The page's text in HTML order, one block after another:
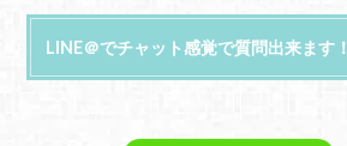
LINE＠でチャット感覚で質問出来ます！